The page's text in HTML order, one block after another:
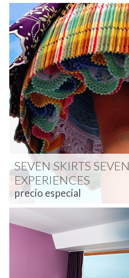
SEVEN SKIRTS SEVEN
EXPERIENCES
precio especial